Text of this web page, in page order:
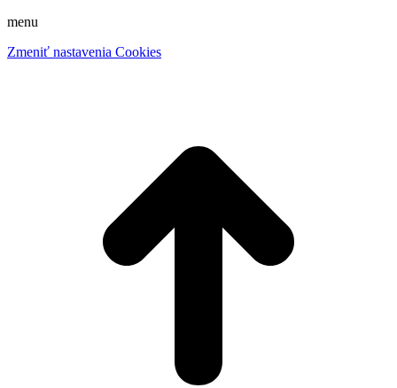
menu
Zmeniť nastavenia Cookies